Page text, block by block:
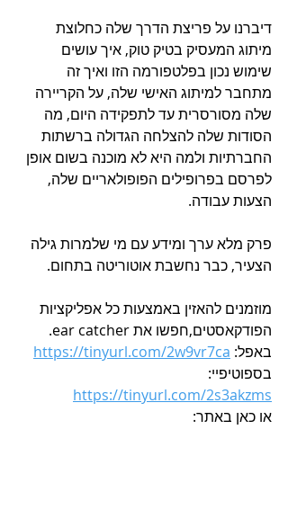
דיברנו על פריצת הדרך שלה כחלוצת
מיתוג המעסיק בטיק טוק, איך עושים
שימוש נכון בפלטפורמה הזו ואיך זה
מתחבר למיתוג האישי שלה, על הקריירה
שלה מסורסרית עד לתפקידה היום, מה
הסודות שלה להצלחה הגדולה ברשתות
החברתיות ולמה היא לא מוכנה בשום אופן
לפרסם בפרופילים הפופולאריים שלה,
הצעות עבודה.
פרק מלא ערך ומידע עם מי שלמרות גילה
הצעיר, כבר נחשבת אוטוריטה בתחום.
מוזמנים להאזין באמצעות כל אפליקציות
הפודקאסטים,חפשו את ear catcher.
באפל: https://tinyurl.com/2w9vr7ca
בספוטיפיי:
https://tinyurl.com/2s3akzms
או כאן באתר: